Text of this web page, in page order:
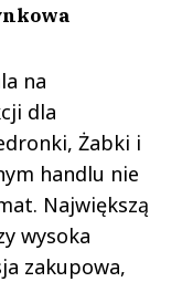
na
dla
Żabki i
handlu nie
Największą
wysoka
zakupowa,